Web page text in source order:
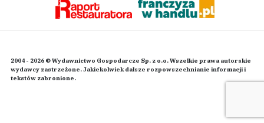
2004 - 2026 © Wydawnictwo Gospodarcze Sp. z o.o. Wszelkie prawa autorskie
wydawcy zastrzeżone. Jakiekolwiek dalsze rozpowszechnianie informacji i
tekstów zabronione.